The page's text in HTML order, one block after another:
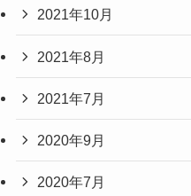
2021年10月
2021年8月
2021年7月
2020年9月
2020年7月